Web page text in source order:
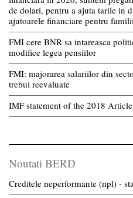
de dolari, pentru a ajuta tarile in
ajutoarele financiare pentru
FMI cere BNR sa intareasca
modifice legea pensiilor
FMI: majorarea salariilor din
trebui reevaluate
IMF statement of the 2018
Noutati BERD
Creditele neperformante (npl) -